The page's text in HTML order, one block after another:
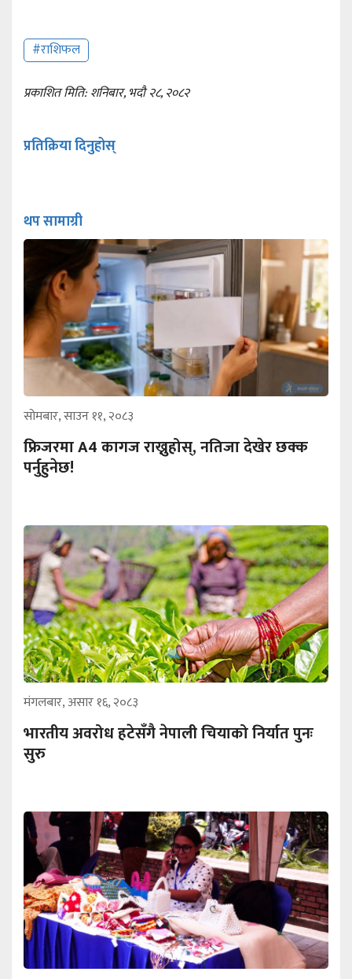
#राशिफल
प्रकाशित मिति: शनिबार, भदौ २८, २०८२
प्रतिक्रिया दिनुहोस्
थप सामाग्री
सोमबार, साउन ११, २०८३
फ्रिजरमा A4 कागज राख्नुहोस्, नतिजा देखेर छक्क
पर्नुहुनेछ!
मंगलबार, असार १६, २०८३
भारतीय अवरोध हटेसँगै नेपाली चियाको निर्यात पुनः
सुरु